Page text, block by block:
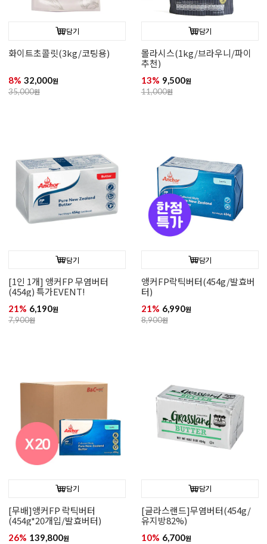
담기
화이트초콜릿(3kg/코팅용)
8% 32,000원
35,000원
담기
몰라시스(1kg/브라우니/파이
추천)
13% 9,500원
11,000원
담기
[1인 1개] 앵커FP 무염버터
(454g) 특가EVENT!
21% 6,190원
7,900원
담기
앵커FP락틱버터(454g/발효버
터)
21% 6,990원
8,900원
담기
[무배]앵커FP 락틱버터
(454g*20개입/발효버터)
26% 139,800원
담기
[글라스랜드]무염버터(454g/
유지방82%)
10% 6,700원